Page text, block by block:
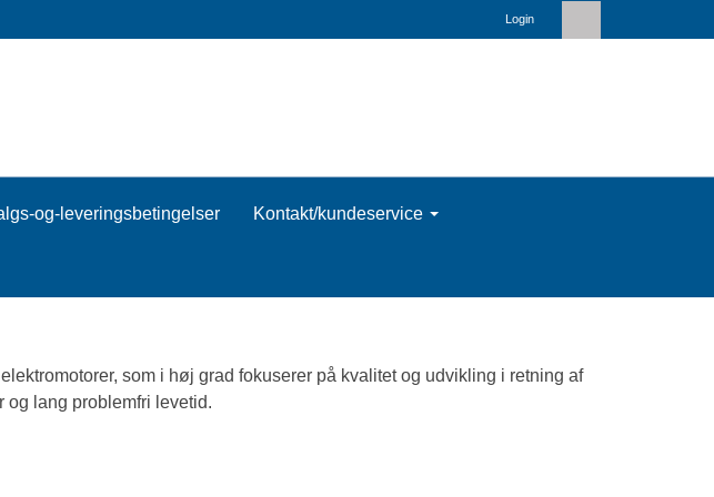
Login
og-leveringsbetingelser Kontakt/kundeservice
som i høj grad fokuserer på kvalitet og udvikling i retning af
og lang problemfri levetid.